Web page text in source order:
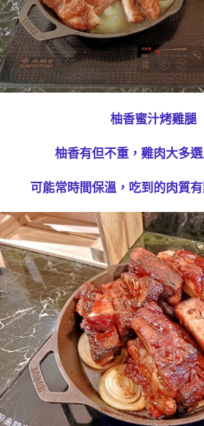
柚香蜜汁烤雞腿
柚香有但不重，雞肉大多
可能常時間保溫，吃到的肉質